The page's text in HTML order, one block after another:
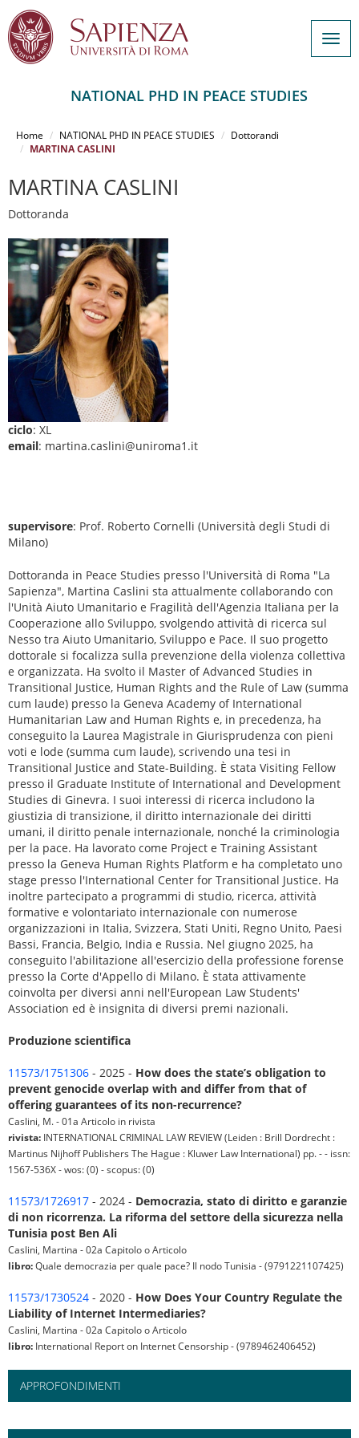
contenuto
NATIONAL PHD IN PEACE STUDIES
Home NATIONAL PHD IN PEACE STUDIES
Dottorandi
MARTINA CASLINI
MARTINA CASLINI
Dottoranda
ciclo: XL
email: martina.caslini@uniroma1.it
supervisore: Prof. Roberto Cornelli (Università degli Studi di
Milano)
Dottoranda in Peace Studies presso l'Università di Roma "La
Sapienza", Martina Caslini sta attualmente collaborando con
l'Unità Aiuto Umanitario e Fragilità dell'Agenzia Italiana per la
Cooperazione allo Sviluppo, svolgendo attività di ricerca sul
Nesso tra Aiuto Umanitario, Sviluppo e Pace. Il suo progetto
dottorale si focalizza sulla prevenzione della violenza collettiva
e organizzata. Ha svolto il Master of Advanced Studies in
Transitional Justice, Human Rights and the Rule of Law (summa
cum laude) presso la Geneva Academy of International
Humanitarian Law and Human Rights e, in precedenza, ha
conseguito la Laurea Magistrale in Giurisprudenza con pieni
voti e lode (summa cum laude), scrivendo una tesi in
Transitional Justice and State-Building. È stata Visiting Fellow
presso il Graduate Institute of International and Development
Studies di Ginevra. I suoi interessi di ricerca includono la
giustizia di transizione, il diritto internazionale dei diritti
umani, il diritto penale internazionale, nonché la criminologia
per la pace. Ha lavorato come Project e Training Assistant
presso la Geneva Human Rights Platform e ha completato uno
stage presso l'International Center for Transitional Justice. Ha
inoltre partecipato a programmi di studio, ricerca, attività
formative e volontariato internazionale con numerose
organizzazioni in Italia, Svizzera, Stati Uniti, Regno Unito, Paesi
Bassi, Francia, Belgio, India e Russia. Nel giugno 2025, ha
conseguito l'abilitazione all'esercizio della professione forense
presso la Corte d'Appello di Milano. È stata attivamente
coinvolta per diversi anni nell'European Law Students'
Association ed è insignita di diversi premi nazionali.
Produzione scientifica
11573/1751306 - 2025 - How does the state’s obligation to
prevent genocide overlap with and differ from that of
offering guarantees of its non-recurrence?
Caslini, M. - 01a Articolo in rivista
rivista: INTERNATIONAL CRIMINAL LAW REVIEW (Leiden : Brill Dordrecht :
Martinus Nijhoff Publishers The Hague : Kluwer Law International) pp. - - issn:
1567-536X - wos: (0) - scopus: (0)
11573/1726917 - 2024 - Democrazia, stato di diritto e garanzie
di non ricorrenza. La riforma del settore della sicurezza nella
Tunisia post Ben Ali
Caslini, Martina - 02a Capitolo o Articolo
libro:Quale democrazia per quale pace? Il nodo Tunisia - (9791221107425)
11573/1730524 - 2020 - How Does Your Country Regulate the
Liability of Internet Intermediaries?
Caslini, Martina - 02a Capitolo o Articolo
libro: International Report on Internet Censorship - (9789462406452)
APPROFONDIMENTI